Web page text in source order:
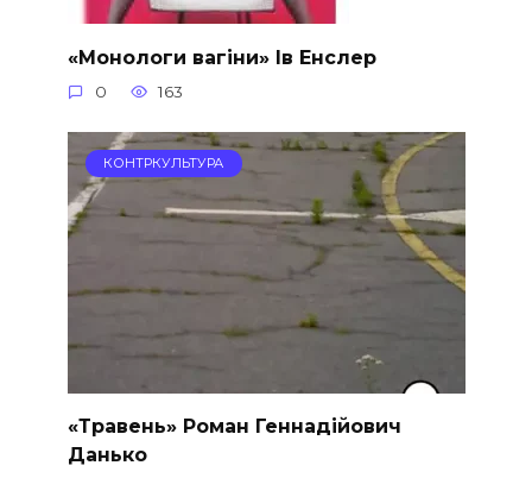
«Монологи вагіни» Ів Енслер
0 163
КОНТРКУЛЬТУРА
«Травень» Роман Геннадійович
Данько